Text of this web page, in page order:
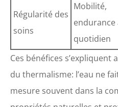
Régularité des
soins
Mobilité,
endurance
quotidien
Ces bénéfices s’expliquent
du thermalisme: l’eau ne
mesure souvent dans la